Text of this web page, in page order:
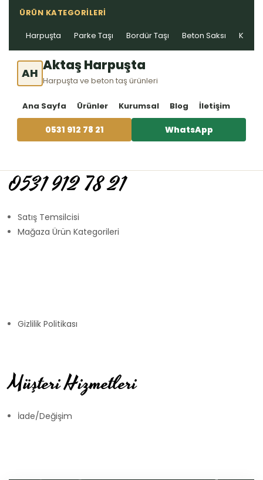
ÜRÜN KATEGORILERI
Harpuşta Parke Taşı Bordür Taşı Beton Saksı Kablo
AH Aktaş Harpuşta
Harpuşta ve beton taş ürünleri
Ana Sayfa Ürünler Kurumsal Blog İletişim
0531 912 78 21 WhatsApp
0531 912 78 21
Satış Temsilcisi
Mağaza Ürün Kategorileri
Gizlilik Politikası
Müşteri Hizmetleri
İade/Değişim